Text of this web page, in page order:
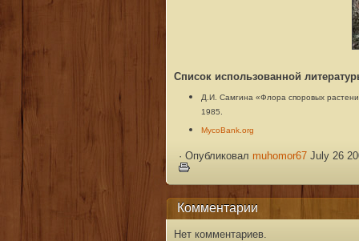
Список использованной
Д.И. Самгина «Флора споровых
1985.
MycoBank.org
· Опубликовал muhomor67 July 26
Комментарии
Нет комментариев.